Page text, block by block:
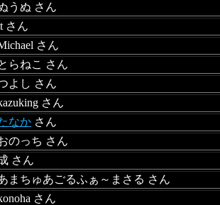
うぬ さん
さん
さん
らねこ さん
よし さん
さん
なか さん
のっち さん
さん
まちゅあごるふぁ～まさる さん
さん